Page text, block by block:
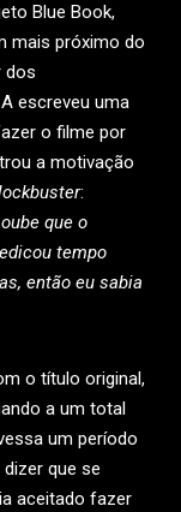
Blue Book,
mais próximo do
dos
escreveu uma
o filme por
a motivação
:
que o
tempo
então eu sabia
o título original,
a um total
um período
que se
aceitado fazer